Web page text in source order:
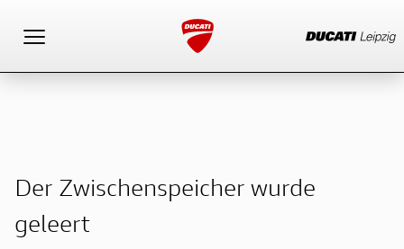
Der Zwischenspeicher wurde
geleert